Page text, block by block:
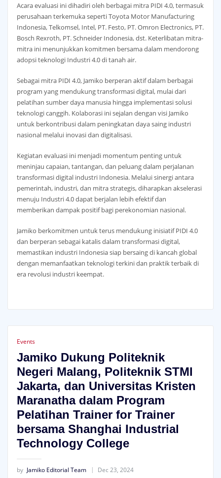
Acara evaluasi ini dihadiri oleh berbagai mitra PIDI 4.0, termasuk
perusahaan terkemuka seperti Toyota Motor Manufacturing
Indonesia, Telkomsel, Intel, PT. Festo, PT. Omron Electronics, PT.
Bosch Rexroth, PT. Schneider Indonesia, dst. Keterlibatan mitra-
mitra ini menunjukkan komitmen bersama dalam mendorong
adopsi teknologi Industri 4.0 di tanah air.
Sebagai mitra PIDI 4.0, Jamiko berperan aktif dalam berbagai
program yang mendukung transformasi digital, mulai dari
pelatihan sumber daya manusia hingga implementasi solusi
teknologi canggih. Kolaborasi ini sejalan dengan visi Jamiko
untuk berkontribusi dalam peningkatan daya saing industri
nasional melalui inovasi dan digitalisasi.
Kegiatan evaluasi ini menjadi momentum penting untuk
meninjau capaian, tantangan, dan peluang dalam perjalanan
transformasi digital industri Indonesia. Melalui sinergi antara
pemerintah, industri, dan mitra strategis, diharapkan akselerasi
menuju Industri 4.0 dapat berjalan lebih efektif dan
memberikan dampak positif bagi perekonomian nasional.
Jamiko berkomitmen untuk terus mendukung inisiatif PIDI 4.0
dan berperan sebagai katalis dalam transformasi digital,
memastikan industri Indonesia siap bersaing di kancah global
dengan memanfaatkan teknologi terkini dan praktik terbaik di
era revolusi industri keempat.
Events
Jamiko Dukung Politeknik
Negeri Malang, Politeknik STMI
Jakarta, dan Universitas Kristen
Maranatha dalam Program
Pelatihan Trainer for Trainer
bersama Shanghai Industrial
Technology College
by Jamiko Editorial Team Dec 23, 2024